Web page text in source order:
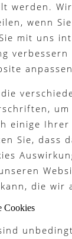
werden.
wenn
mit uns
verbessern
einige Ihrer
Sie, dass
die wir
Cookies